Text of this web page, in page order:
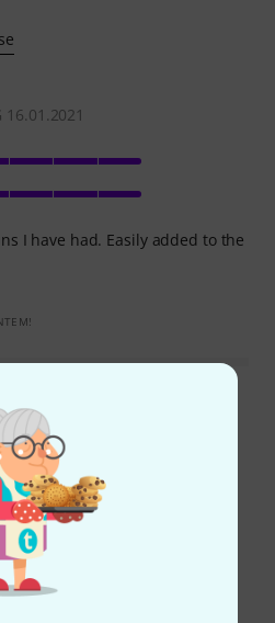
16.01.2021
I have had. Easily added to the
29.06.2020
után a masni jól tapad a